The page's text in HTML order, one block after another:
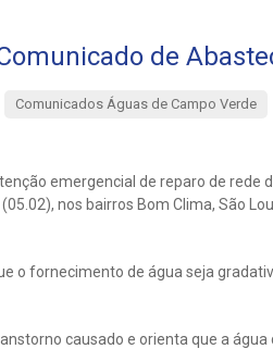
de
Comunicados Águas de Campo Verde
emergencial de reparo de rede
nos bairros Bom Clima, São
o fornecimento de água seja
causado e orienta que a